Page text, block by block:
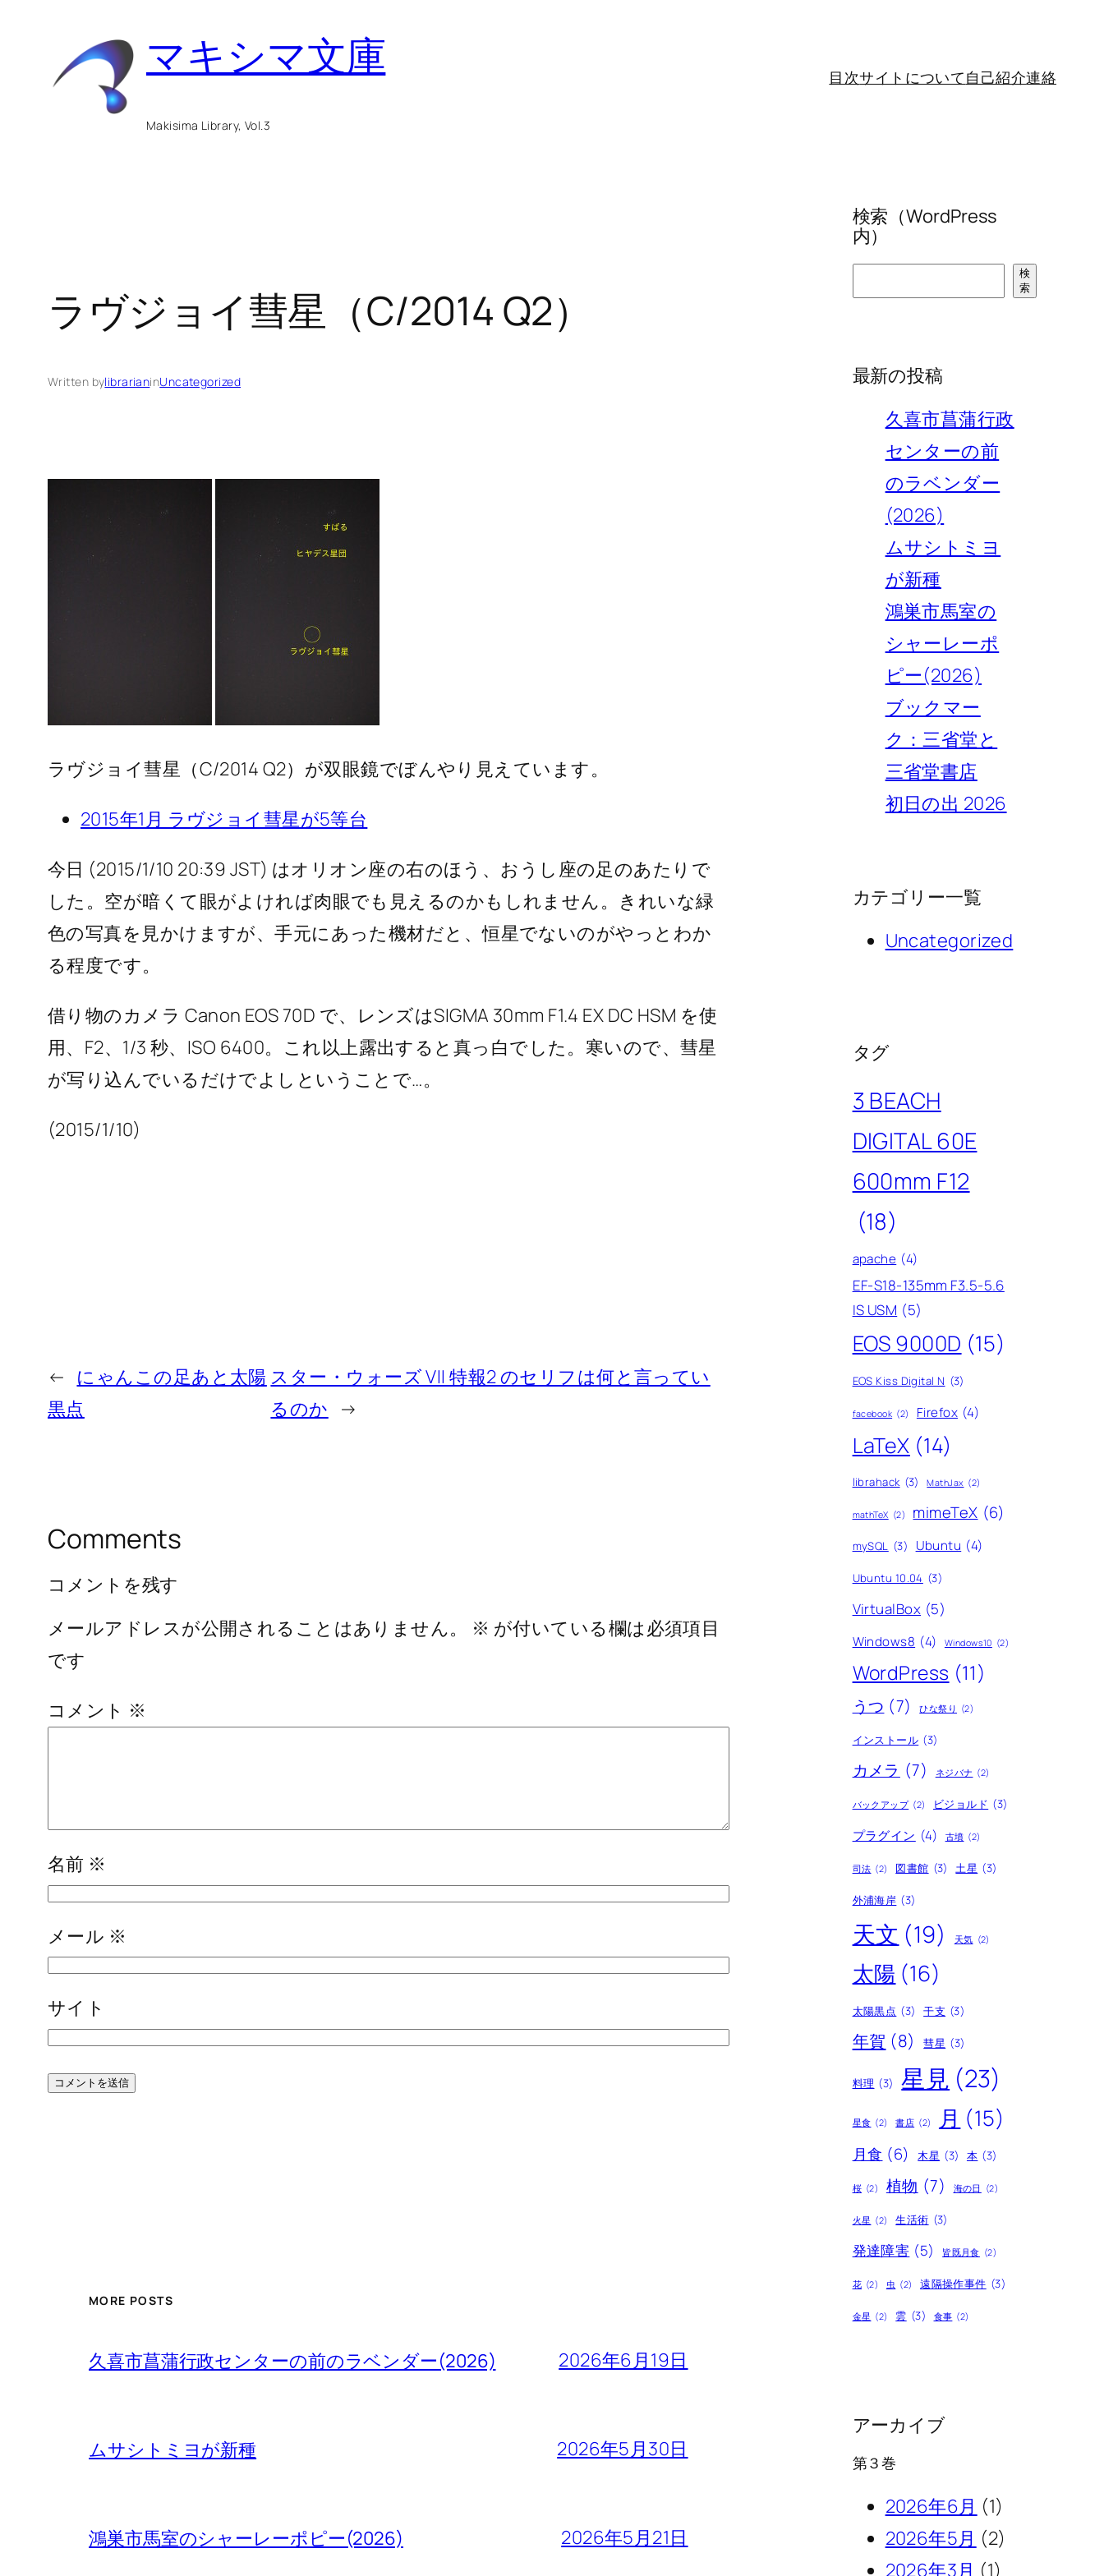
マキシマ文庫
Makisima Library, Vol.3
目次サイトについて自己紹介連絡
ラヴジョイ彗星（C/2014 Q2）
Written bylibrarianinUncategorized
ラヴジョイ彗星（C/2014 Q2）が双眼鏡でぼんやり見えています。
2015年1月 ラヴジョイ彗星が5等台
今日 (2015/1/10 20:39 JST) はオリオン座の右のほう、おうし座の足のあたりで
した。空が暗くて眼がよければ肉眼でも見えるのかもしれません。きれいな緑
色の写真を見かけますが、手元にあった機材だと、恒星でないのがやっとわか
る程度です。
借り物のカメラ Canon EOS 70D で、レンズはSIGMA 30mm F1.4 EX DC HSM を使
用、F2、1/3 秒、ISO 6400。これ以上露出すると真っ白でした。寒いので、彗星
が写り込んでいるだけでよしということで…。
(2015/1/10)
← にゃんこの足あと太陽
黒点
スター・ウォーズ VII 特報2 のセリフは何と言ってい
るのか →
Comments
コメントを残す
メールアドレスが公開されることはありません。
※ が付いている欄は必須項目
です
コメント ※
名前 ※
メール ※
サイト
MORE POSTS
久喜市菖蒲行政センターの前のラベンダー(2026) 2026年6月19日
ムサシトミヨが新種 2026年5月30日
鴻巣市馬室のシャーレーポピー(2026) 2026年5月21日
検索（WordPress
内）
検
索
最新の投稿
久喜市菖蒲行政
センターの前
のラベンダー
(2026)
ムサシトミヨ
が新種
鴻巣市馬室の
シャーレーポ
ピー(2026)
ブックマー
ク：三省堂と
三省堂書店
初日の出 2026
カテゴリー一覧
Uncategorized
タグ
3 BEACH
DIGITAL 60E
600mm F12
(18)
apache (4)
EF-S18-135mm F3.5-5.6
IS USM (5)
EOS 9000D (15)
EOS Kiss Digital N (3)
facebook (2) Firefox (4)
LaTeX (14)
librahack (3) MathJax (2)
mathTeX (2) mimeTeX (6)
mySQL (3) Ubuntu (4)
Ubuntu 10.04 (3)
VirtualBox (5)
Windows8 (4) Windows10 (2)
WordPress (11)
うつ (7) ひな祭り (2)
インストール (3)
カメラ (7) ネジバナ (2)
バックアップ (2) ビジョルド (3)
プラグイン (4) 古墳 (2)
司法 (2) 図書館 (3) 土星 (3)
外浦海岸 (3)
天文 (19) 天気 (2)
太陽 (16)
太陽黒点 (3) 干支 (3)
年賀 (8) 彗星 (3)
料理 (3) 星見 (23)
星食 (2) 書店 (2) 月 (15)
月食 (6) 木星 (3) 本 (3)
桜 (2) 植物 (7) 海の日 (2)
火星 (2) 生活術 (3)
発達障害 (5) 皆既月食 (2)
花 (2) 虫 (2) 遠隔操作事件 (3)
金星 (2) 雲 (3) 食事 (2)
アーカイブ
第３巻
2026年6月 (1)
2026年5月 (2)
2026年3月 (1)